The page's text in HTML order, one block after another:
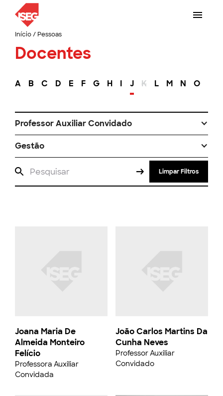
Início/ Pessoas
Docentes
A B C D E F G H I J K L M N O
Professor Auxiliar Convidado
Gestão
Limpar Filtros
Joana Maria De
Almeida Monteiro
Felício
Professora Auxiliar
Convidada
João Carlos Martins Da
Cunha Neves
Professor Auxiliar
Convidado